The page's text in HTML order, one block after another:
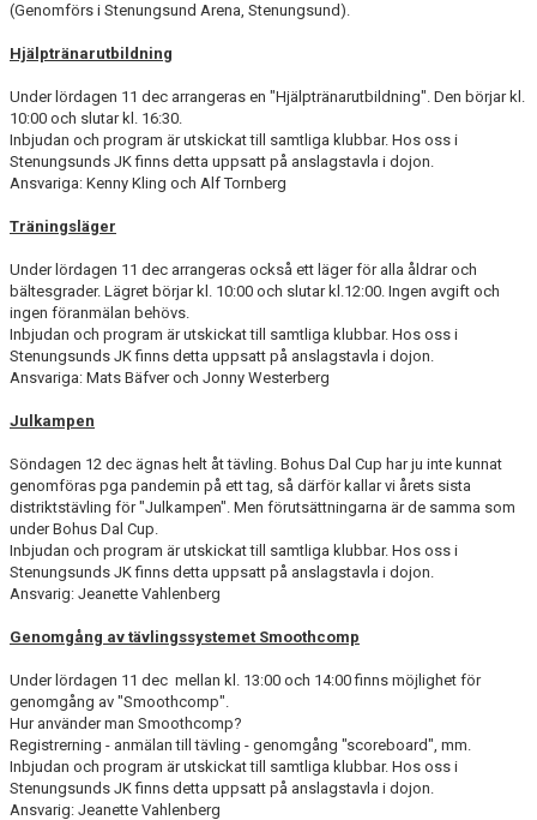
(Genomförs i Stenungsund Arena, Stenungsund).
Hjälptränarutbildning
Under lördagen 11 dec arrangeras en "Hjälptränarutbildning". Den börjar kl.
10:00 och slutar kl. 16:30.
Inbjudan och program är utskickat till samtliga klubbar. Hos oss i
Stenungsunds JK finns detta uppsatt på anslagstavla i dojon.
Ansvariga: Kenny Kling och Alf Tornberg
Träningsläger
Under lördagen 11 dec arrangeras också ett läger för alla åldrar och
bältesgrader. Lägret börjar kl. 10:00 och slutar kl.12:00. Ingen avgift och
ingen föranmälan behövs.
Inbjudan och program är utskickat till samtliga klubbar. Hos oss i
Stenungsunds JK finns detta uppsatt på anslagstavla i dojon.
Ansvariga: Mats Bäfver och Jonny Westerberg
Julkampen
Söndagen 12 dec ägnas helt åt tävling. Bohus Dal Cup har ju inte kunnat
genomföras pga pandemin på ett tag, så därför kallar vi årets sista
distriktstävling för "Julkampen". Men förutsättningarna är de samma som
under Bohus Dal Cup.
Inbjudan och program är utskickat till samtliga klubbar. Hos oss i
Stenungsunds JK finns detta uppsatt på anslagstavla i dojon.
Ansvarig: Jeanette Vahlenberg
Genomgång av tävlingssystemet Smoothcomp
Under lördagen 11 dec mellan kl. 13:00 och 14:00 finns möjlighet för
genomgång av "Smoothcomp".
Hur använder man Smoothcomp?
Registrerning - anmälan till tävling - genomgång "scoreboard", mm.
Inbjudan och program är utskickat till samtliga klubbar. Hos oss i
Stenungsunds JK finns detta uppsatt på anslagstavla i dojon.
Ansvarig: Jeanette Vahlenberg